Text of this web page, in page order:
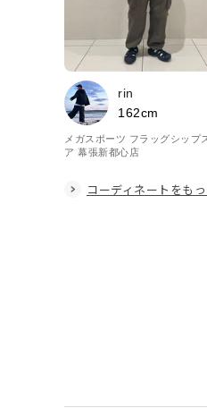
rin
162cm
メガスポーツ フラッグシップ
ア 幕張新都心店
コーディネートをも